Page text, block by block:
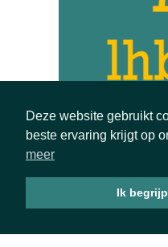
Deze website gebruikt
beste ervaring krijgt op
meer
Ik
BOEKEN OVER